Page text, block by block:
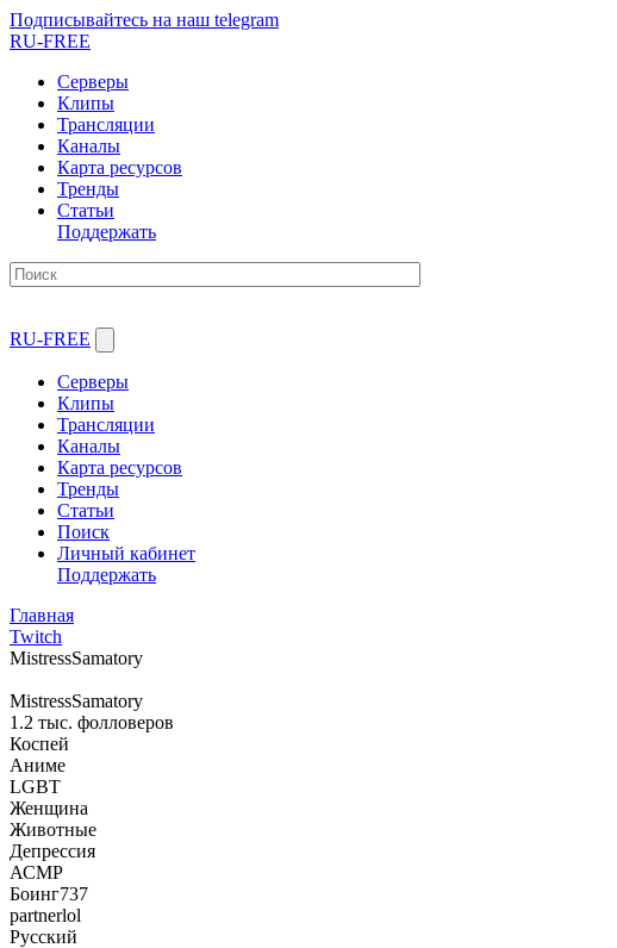
Подписывайтесь на наш telegram
RU-FREE
Серверы
Клипы
Трансляции
Каналы
Карта ресурсов
Тренды
Статьи
Поддержать
RU-FREE
Серверы
Клипы
Трансляции
Каналы
Карта ресурсов
Тренды
Статьи
Поиск
Личный кабинет
Поддержать
Главная
Twitch
MistressSamatory
MistressSamatory
1.2 тыс. фолловеров
Коспей
Аниме
LGBT
Женщина
Животные
Депрессия
АСМР
Боинг737
partnerlol
Русский